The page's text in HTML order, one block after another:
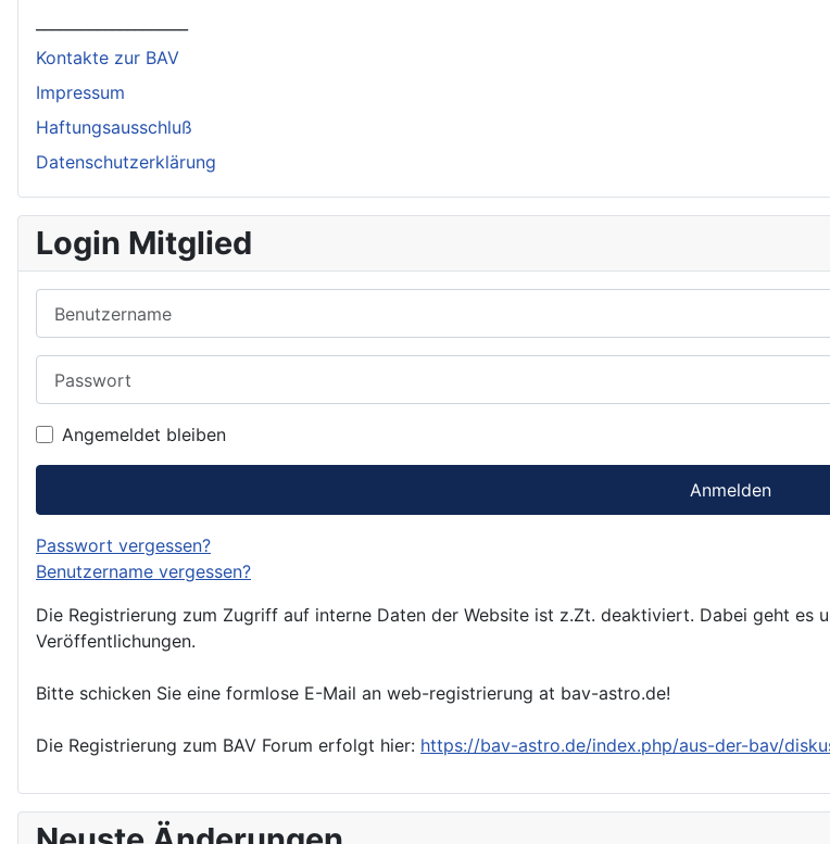
Kontakte zur BAV
Impressum
Haftungsausschluß
Datenschutzerklärung
Login Mitglied
Angemeldet bleiben
Anmelden
Passwort vergessen?
Benutzername vergessen?
Die Registrierung zum Zugriff auf interne Daten der Website ist z.Zt. deaktiviert. Dabei geht es
Veröffentlichungen.
Bitte schicken Sie eine formlose E-Mail an web-registrierung at bav-astro.de!
Die Registrierung zum BAV Forum erfolgt hier: https://bav-astro.de/index.php/aus-der-bav/